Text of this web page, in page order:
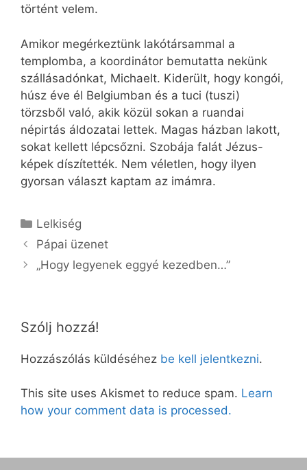
történt velem.
Amikor megérkeztünk lakótársammal a
templomba, a koordinátor bemutatta nekünk
szállásadónkat, Michaelt. Kiderült, hogy kongói,
húsz éve él Belgiumban és a tuci (tuszi)
törzsből való, akik közül sokan a ruandai
népirtás áldozatai lettek. Magas házban lakott,
sokat kellett lépcsőzni. Szobája falát Jézus-
képek díszítették. Nem véletlen, hogy ilyen
gyorsan választ kaptam az imámra.
Kategória
Lelkiség
Pápai üzenet
„Hogy legyenek eggyé kezedben…”
Szólj hozzá!
Hozzászólás küldéséhez be kell jelentkezni.
This site uses Akismet to reduce spam. Learn
how your comment data is processed.